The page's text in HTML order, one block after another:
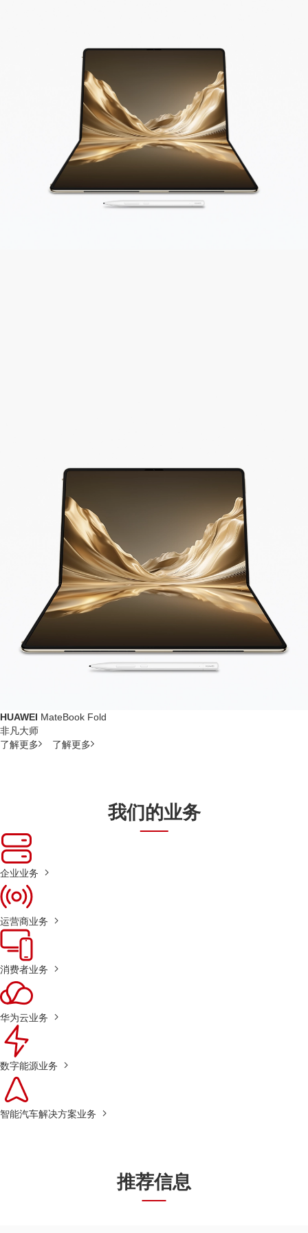
HUAWEI MateBook Fold
非凡大师
了解更多
了解更多
我们的业务
企业业务
运营商业务
消费者业务
华为云业务
数字能源业务
智能汽车解决方案业务
推荐信息